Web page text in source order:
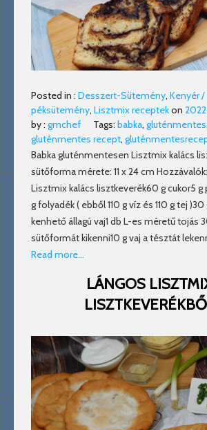
Posted in : Desszert-Sütemény, Kenyér /
péksütemény, Lisztmix receptekon
by : gmchef Tags: babka, gluténmentes,
gluténmentes recept,
Babka gluténmentesen Lisztmix kalács
sütőforma mérete: 11 x 24 cm
Lisztmix kalács lisztkeverék60 g cukor5
g folyadék ( ebből 110 g víz és 110 g tej )30
kenhető állagú vaj1 db L-es méretű tojás
sütőformát kikenni10 g vaj a tésztát
Read more…
LÁNGOS